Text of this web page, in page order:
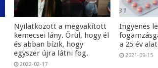
Nyilatkozott a megvakított
kemecsei lány. Örül, hogy él
és abban bízik, hogy
egyszer újra látni fog.
2022-02-17
Ingyenes
a 25 év
2021-09-15